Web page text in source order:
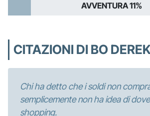
AVVENTURA 11%
CITAZIONI DI BO
Chi ha detto che i soldi non
semplicemente non ha idea di
shopping.